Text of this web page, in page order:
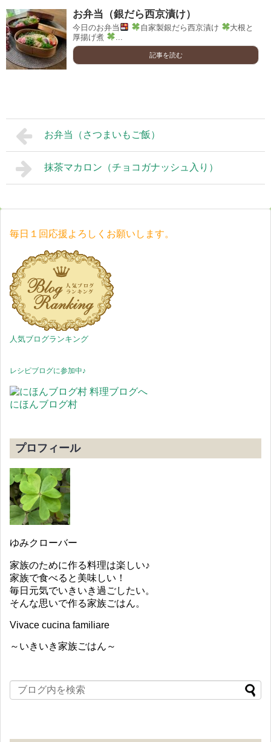
お弁当（銀だら西京漬け）
今日のお弁当 自家製銀だら西京漬け
大根と
厚揚げ煮
記事を読む
お弁当（さつまいもご飯）
抹茶マカロン（チョコガナッシュ入り）
毎日１回応援よろしくお願いします。
人気ブログランキング
レシピブログに参加中♪
にほんブログ村
プロフィール
ゆみクローバー
家族のために作る料理は楽しい♪
家族で食べると美味しい！
毎日元気でいきいき過ごしたい。
そんな思いで作る家族ごはん。
Vivace cucina familiare
～いきいき家族ごはん～